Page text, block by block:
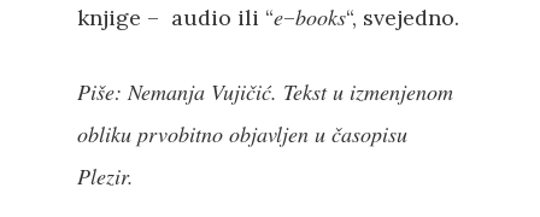
knjige – audio ili “e–books“, svejedno.
Piše: Nemanja Vujičić. Tekst u izmenjenom
obliku prvobitno objavljen u časopisu
Plezir.